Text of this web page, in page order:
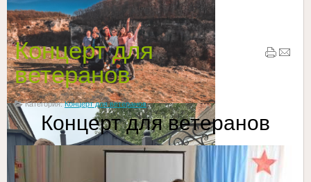
ветеранов
Концерт для
ветеранов
Категория:Концерт для ветеранов
Концерт для ветеранов